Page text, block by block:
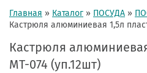
Главная » Каталог » ПОСУДА »
Кастрюля алюминиевая 1,5л
Кастрюля
МТ-074 (уп.12шт)